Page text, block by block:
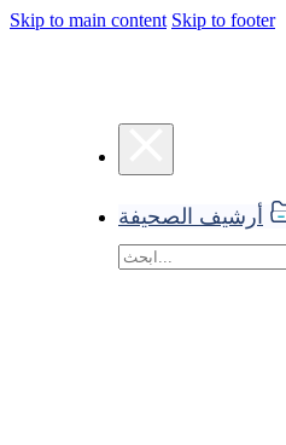
Skip to main content Skip to footer
أرشيف الصحيفة